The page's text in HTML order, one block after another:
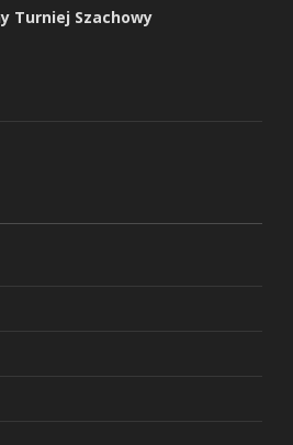
Turniej Szachowy